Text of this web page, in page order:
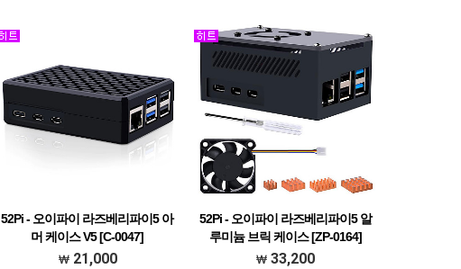
52Pi - 오이파이 라즈베리파이5 아
머 케이스 V5 [C-0047]
21,000
52Pi - 오이파이 라즈베리파이5 알
루미늄 브릭 케이스 [ZP-0164]
33,200